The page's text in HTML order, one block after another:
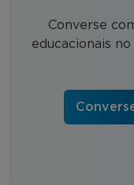
Converse
educacionais